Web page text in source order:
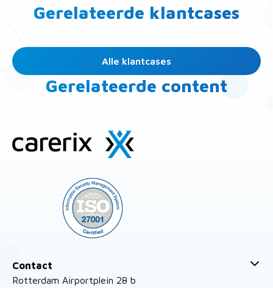
Gerelateerde klantcases
Alle klantcases
Gerelateerde content
Site
footer
Contact
Rotterdam Airportplein 28 b